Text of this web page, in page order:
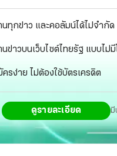
ระจำปี 64 ณเดชน์ จะคู่ใ
มุนสักเท่าไร เธอยังคงสดใ
นทุกข่าว และคอลัมน์ได้ไม่จำกัด
นข่าวบนเว็บไซต์ไทยรัฐ แบบไ
ครง่าย ไม่ต้องใช้บัตรเครดิต
ดูรายละเอียด มี